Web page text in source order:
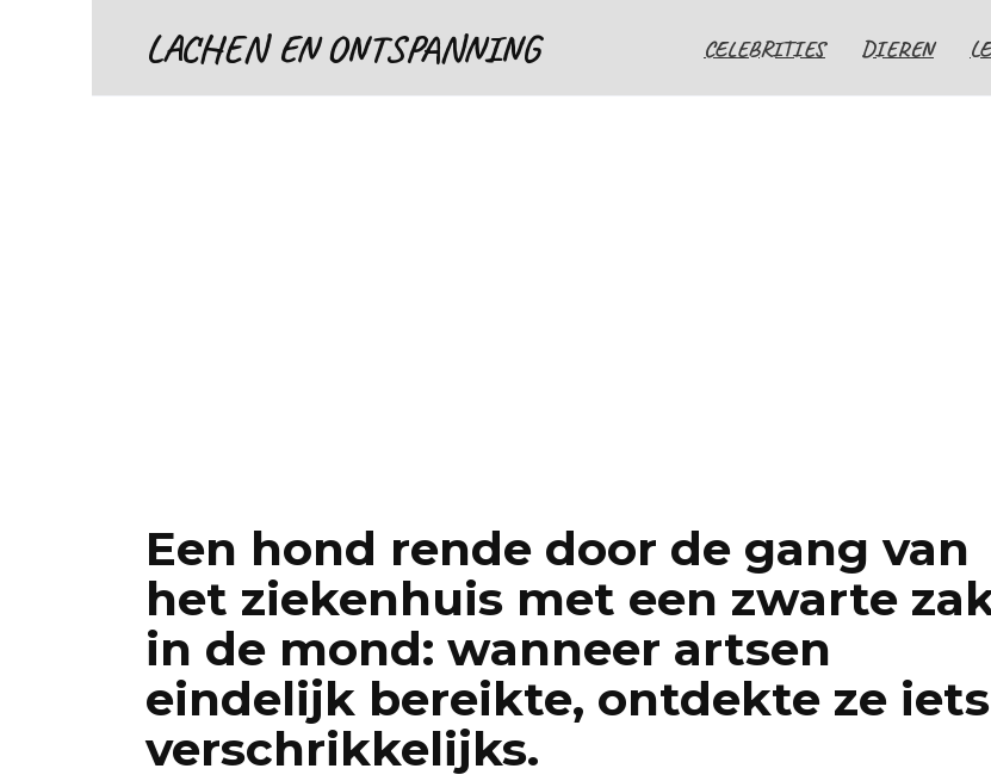
LACHEN EN ONTSPANNING CELEBRITIES DIEREN
Een hond rende door de gang van
het ziekenhuis met een zwarte
in de mond: wanneer artsen
eindelijk bereikte, ontdekte ze iets
verschrikkelijks.